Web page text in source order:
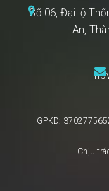
Số 06, Đại lộ
An,
GPKD:
Chịu